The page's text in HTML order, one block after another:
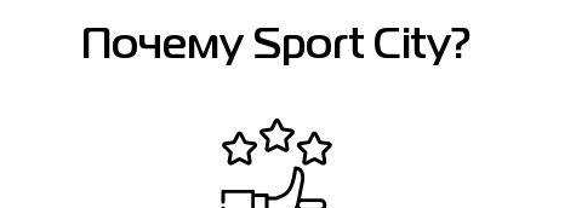
Почему Sport City?